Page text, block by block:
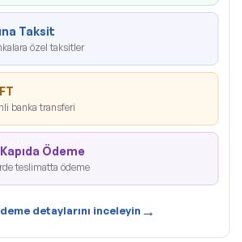
Taksit
özel taksitler
banka transferi
Ödeme
teslimatta ödeme
detaylarını inceleyin →